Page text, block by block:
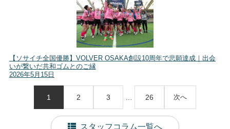
【ソサイチ全国優勝】VOLVER OSAKA創設10周年で悲願達成｜出会
いが繋いだ共和ゴムとのご縁
2026年5月15日
1 2 3 26 次へ
スタッフコラム一覧へ